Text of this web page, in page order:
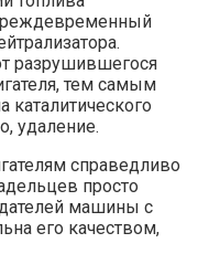
разрушившегося
тем самым
каталитического
удаление.
справедливо
просто
машины с
его качеством,